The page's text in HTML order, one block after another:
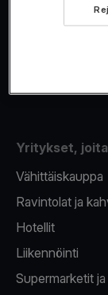
Fiskalisointi
Korttien
Yritykset,
Vähittäiskauppa
Ravintolat ja
Hotellit
Liikennöinti
Supermarketit